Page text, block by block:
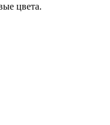
цвета.